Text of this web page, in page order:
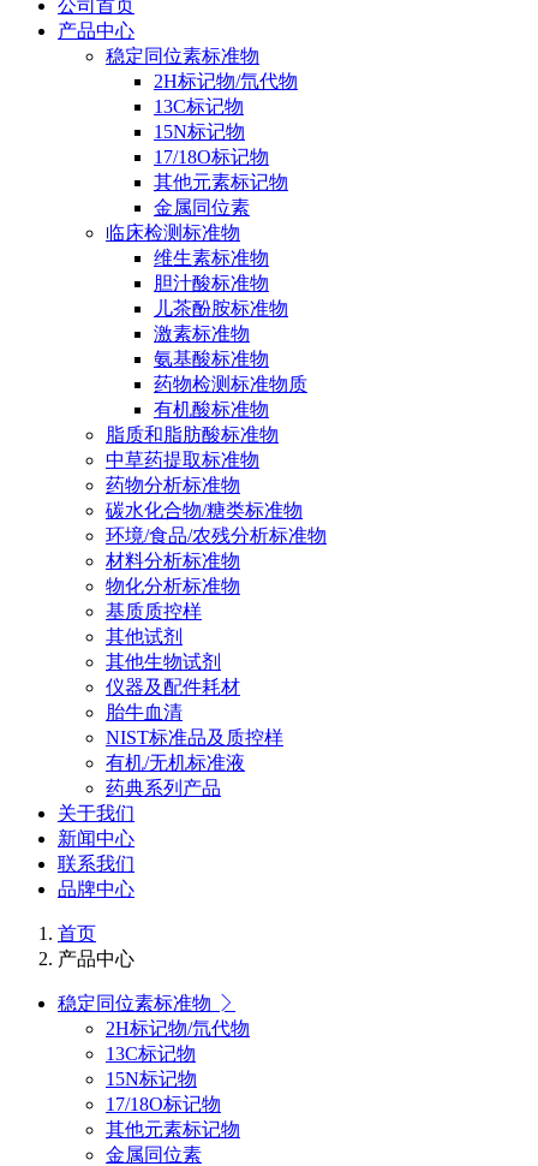
公司首页
产品中心
稳定同位素标准物
2H标记物/氘代物
13C标记物
15N标记物
17/18O标记物
其他元素标记物
金属同位素
临床检测标准物
维生素标准物
胆汁酸标准物
儿茶酚胺标准物
激素标准物
氨基酸标准物
药物检测标准物质
有机酸标准物
脂质和脂肪酸标准物
中草药提取标准物
药物分析标准物
碳水化合物/糖类标准物
环境/食品/农残分析标准物
材料分析标准物
物化分析标准物
基质质控样
其他试剂
其他生物试剂
仪器及配件耗材
胎牛血清
NIST标准品及质控样
有机/无机标准液
药典系列产品
关于我们
新闻中心
联系我们
品牌中心
首页
产品中心
稳定同位素标准物
2H标记物/氘代物
13C标记物
15N标记物
17/18O标记物
其他元素标记物
金属同位素